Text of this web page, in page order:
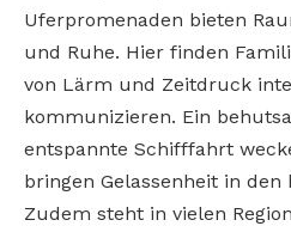
Uferpromenaden bieten
und Ruhe. Hier finden
von Lärm und Zeitdruck
kommunizieren. Ein
entspannte Schifffahrt
bringen Gelassenheit in den
Zudem steht in vielen